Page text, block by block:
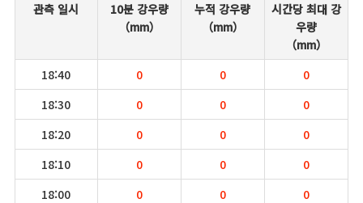
관측 일시
10분 강우량
（mm）
누적 강우량
（mm）
시간당 최대 강
우량
（mm）
18:40
0 0
0
18:30
0 0
0
18:20
0 0
0
18:10
0 0
0
18:00
0 0
0